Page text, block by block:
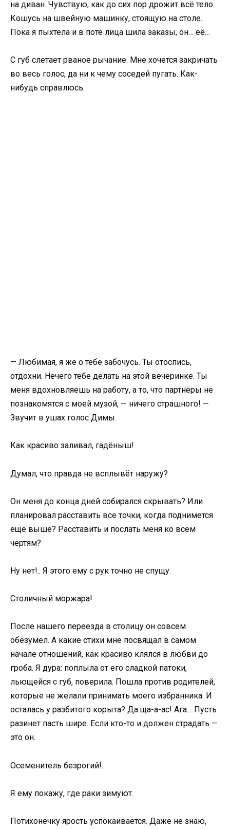
на диван. Чувствую, как до сих пор дрожит всё тело.
Кошусь на швейную машинку, стоящую на столе.
Пока я пыхтела и в поте лица шила заказы, он… её…
С губ слетает рваное рычание. Мне хочется закричать
во весь голос, да ни к чему соседей пугать. Как-
нибудь справлюсь.
— Любимая, я же о тебе забочусь. Ты отоспись,
отдохни. Нечего тебе делать на этой вечеринке. Ты
меня вдохновляешь на работу, а то, что партнёры не
познакомятся с моей музой, — ничего страшного! —
Звучит в ушах голос Димы.
Как красиво заливал, гадёныш!
Думал, что правда не всплывёт наружу?
Он меня до конца дней собирался скрывать? Или
планировал расставить все точки, когда поднимется
ещё выше? Расставить и послать меня ко всем
чертям?
Ну нет!.. Я этого ему с рук точно не спущу.
Столичный моржара!
После нашего переезда в столицу он совсем
обезумел. А какие стихи мне посвящал в самом
начале отношений, как красиво клялся в любви до
гроба. Я дура: поплыла от его сладкой патоки,
льющейся с губ, поверила. Пошла против родителей,
которые не желали принимать моего избранника. И
осталась у разбитого корыта? Да ща-а-ас! Ага… Пусть
разинет пасть шире. Если кто-то и должен страдать —
это он.
Осеменитель безрогий!..
Я ему покажу, где раки зимуют.
Потихонечку ярость успокаивается. Даже не знаю,